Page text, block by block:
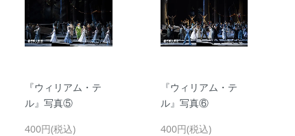
『ウィリアム・テ
ル』写真⑤
400円(税込)
『ウィリアム・テ
ル』写真⑥
400円(税込)